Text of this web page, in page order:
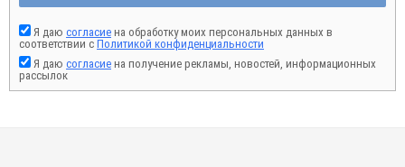
Я даю согласие на обработку моих персональных данных в
соответствии с Политикой конфиденциальности
Я даю согласие на получение рекламы, новостей, информационных
рассылок